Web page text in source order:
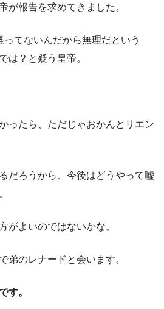
が報告を求めてきました。
てないんだから無理だという
は？と疑う皇帝。
ったら、ただじゃおかんとリエン
だろうから、今後はどうやって嘘
がよいのではないかな。
弟のレナードと会います。
す。